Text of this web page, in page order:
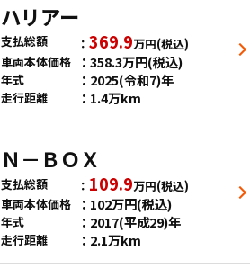
ハリアー
支払総額 369.9万円(税込)
車両本体価格
358.3万円(税込)
年式 2025(令和7)年
走行距離 1.4万km
Ｎ－ＢＯＸ
支払総額 109.9万円(税込)
車両本体価格
102万円(税込)
年式 2017(平成29)年
走行距離 2.1万km